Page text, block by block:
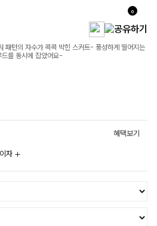
0
패턴의 자수가 콕콕 박힌 스커트- 풍성하게 떨어지는
를 동시에 잡았어요-
혜택보기
자